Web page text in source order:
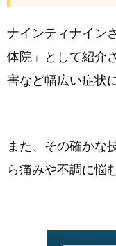
ナインティナイン
体院」として紹介
害など幅広い症状
また、その確かな
ら痛みや不調に悩